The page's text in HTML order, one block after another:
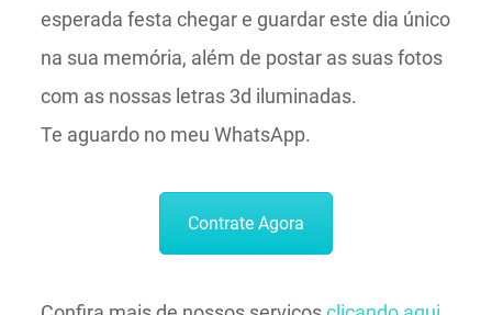
esperada festa chegar e guardar este dia único
na sua memória, além de postar as suas fotos
com as nossas letras 3d iluminadas.
Te aguardo no meu WhatsApp.
Contrate Agora